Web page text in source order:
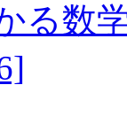
る数